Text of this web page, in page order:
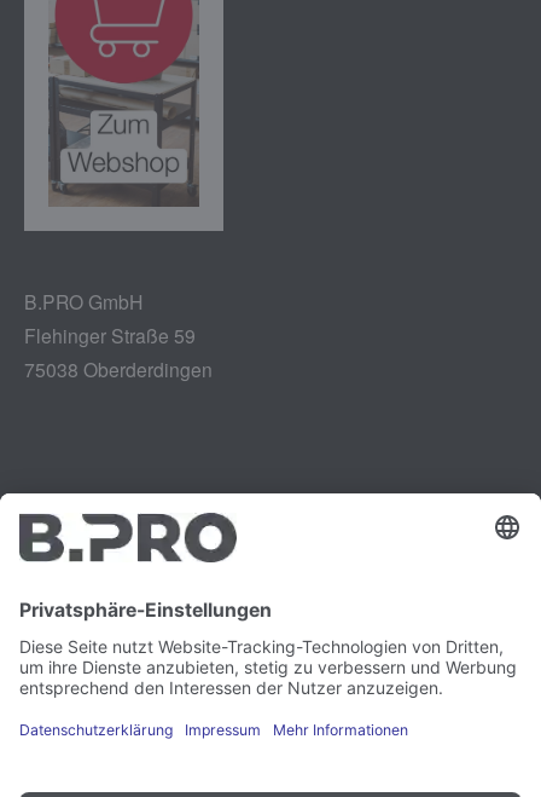
B.PRO GmbH
Flehinger Straße 59
75038 Oberderdingen
Impressum
Datenschutz
Schwachstellenmeldung
Karriere
Presse
Newsletter